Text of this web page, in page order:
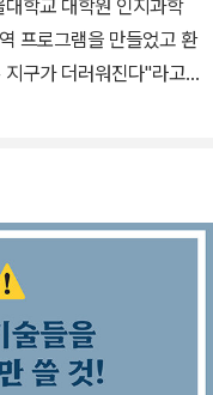
학교 대학원 인지과학
프로그램을 만들었고 환
구가 더러워진다"라고
년 『말레이 제도』로 제
세상 모든 것의 물질』로